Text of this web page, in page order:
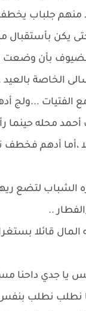
منهم جلباب
يكن بأستقبال
الضيوف بأن وضعت
الخاصة بالعيد
الفتيات ...ولج
محله حينما
،أما أدهم فخطف
الشباب لتضع
..
المال قائلا
يا جدي داحنا
نطلب نطلب